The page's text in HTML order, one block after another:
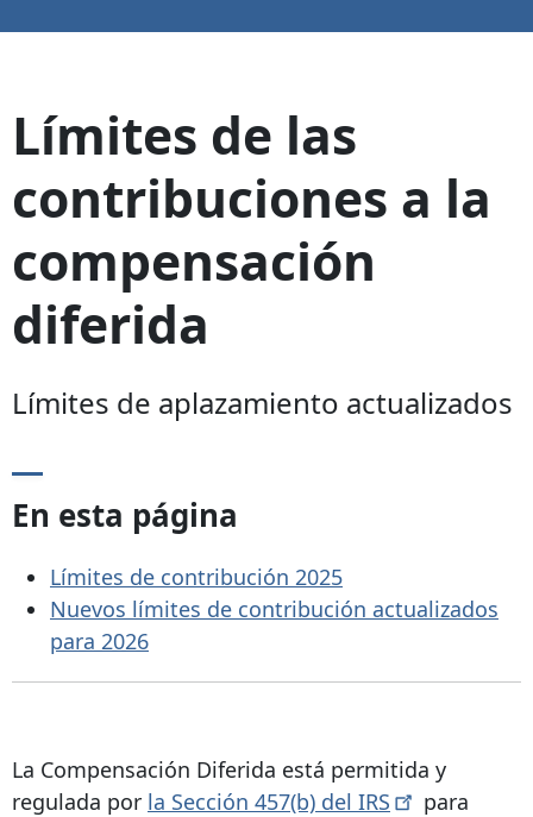
Límites de las
contribuciones a la
compensación
diferida
Límites de aplazamiento actualizados
En esta página
Límites de contribución 2025
Nuevos límites de contribución actualizados
para 2026
La Compensación Diferida está permitida y
regulada por la Sección 457(b) del IRS
para